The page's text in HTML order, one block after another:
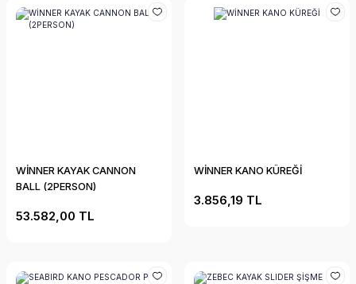
WİNNER KAYAK CANNON
BALL (2PERSON)
53.582,00 TL
WİNNER KANO KÜREĞİ
3.856,19 TL